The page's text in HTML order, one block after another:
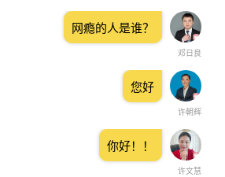
邓日良
网瘾的人是谁？
许朝辉
您好
许文慧
你好！！